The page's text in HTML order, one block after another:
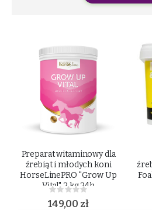
Preparat witaminowy dla
źrebiąt i młodych koni
HorseLinePRO "Grow Up
Vital" 2 kg 24h
Rating:
0%
149,00 zł